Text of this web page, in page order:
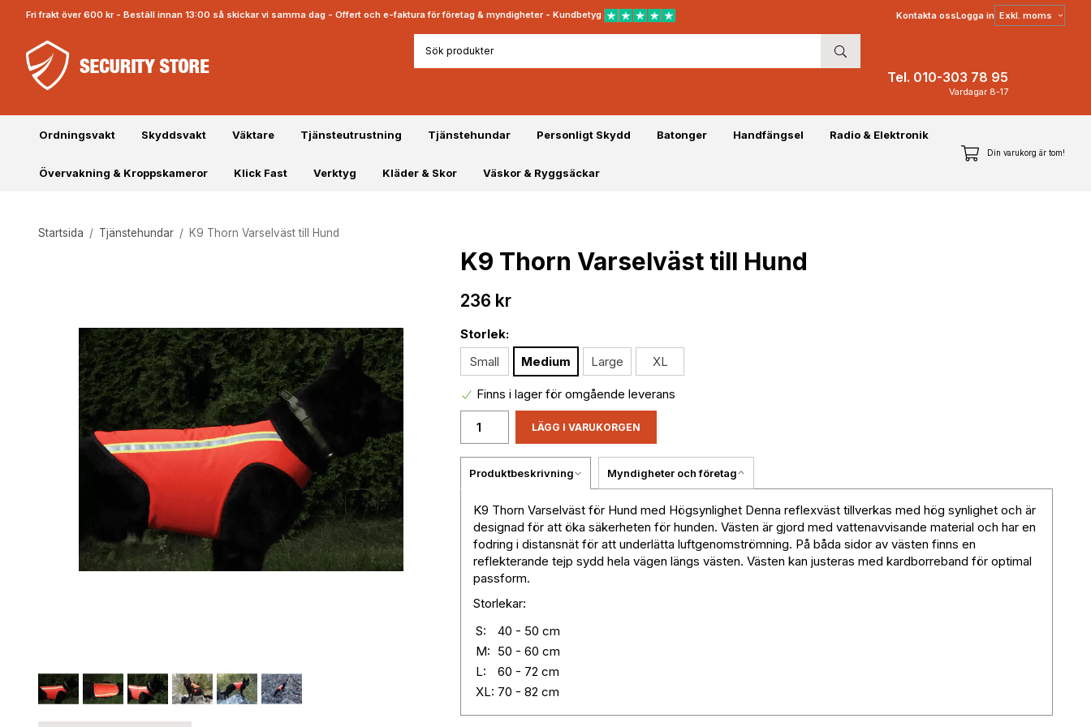
Fri frakt över 600 kr - Beställ innan 13:00 så skickar vi samma dag - Offert och e-faktura för företag & myndigheter - Kundbetyg Kontakta ossLogga in Välj
moms
Tel. 010-303 78 95
Vardagar 8-17
Ordningsvakt Skyddsvakt Väktare Tjänsteutrustning Tjänstehundar Personligt Skydd Batonger Handfängsel Radio & Elektronik
Övervakning & Kroppskameror Klick Fast Verktyg Kläder & Skor Väskor & Ryggsäckar
Din varukorg är tom!
Startsida / Tjänstehundar / K9 Thorn Varselväst till Hund
K9 Thorn Varselväst till Hund
236 kr
Storlek:
Small
Medium Large XL
Finns i lager för omgående leverans
LÄGG I VARUKORGEN
Produktbeskrivning Myndigheter och företag
K9 Thorn Varselväst för Hund med Högsynlighet Denna reflexväst tillverkas med hög synlighet och är
designad för att öka säkerheten för hunden. Västen är gjord med vattenavvisande material och har en
fodring i distansnät för att underlätta luftgenomströmning. På båda sidor av västen finns en
reflekterande tejp sydd hela vägen längs västen. Västen kan justeras med kardborreband för optimal
passform.
Storlekar:
S:
40 - 50 cm
M: 50 - 60 cm
L:
60 - 72 cm
XL: 70 - 82 cm